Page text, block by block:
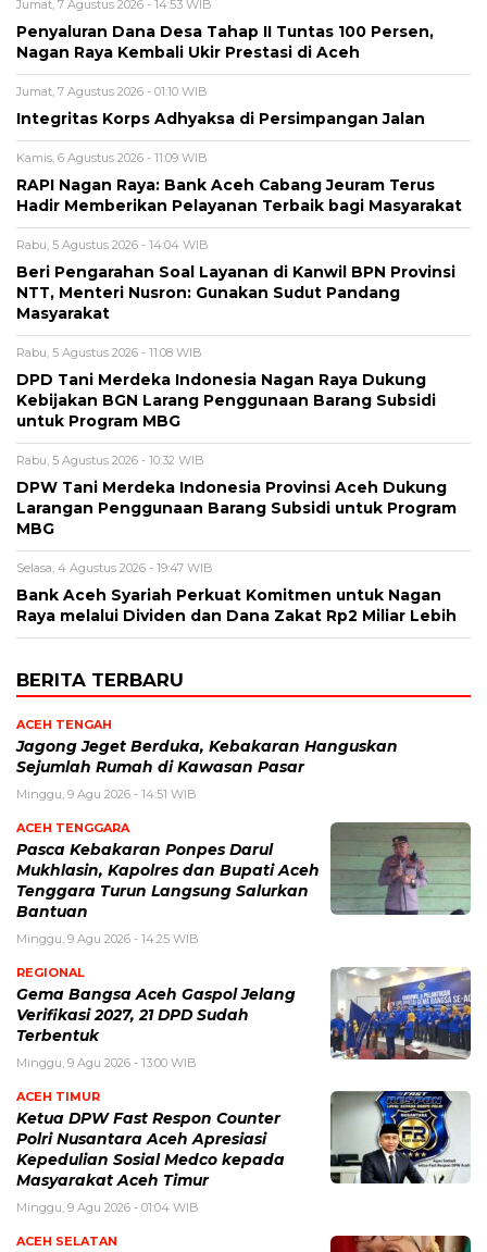
Jumat, 7 Agustus 2026 - 14:53 WIB
Penyaluran Dana Desa Tahap II Tuntas 100 Persen,
Nagan Raya Kembali Ukir Prestasi di Aceh
Jumat, 7 Agustus 2026 - 01:10 WIB
Integritas Korps Adhyaksa di Persimpangan Jalan
Kamis, 6 Agustus 2026 - 11:09 WIB
RAPI Nagan Raya: Bank Aceh Cabang Jeuram Terus
Hadir Memberikan Pelayanan Terbaik bagi Masyarakat
Rabu, 5 Agustus 2026 - 14:04 WIB
Beri Pengarahan Soal Layanan di Kanwil BPN Provinsi
NTT, Menteri Nusron: Gunakan Sudut Pandang
Masyarakat
Rabu, 5 Agustus 2026 - 11:08 WIB
DPD Tani Merdeka Indonesia Nagan Raya Dukung
Kebijakan BGN Larang Penggunaan Barang Subsidi
untuk Program MBG
Rabu, 5 Agustus 2026 - 10:32 WIB
DPW Tani Merdeka Indonesia Provinsi Aceh Dukung
Larangan Penggunaan Barang Subsidi untuk Program
MBG
Selasa, 4 Agustus 2026 - 19:47 WIB
Bank Aceh Syariah Perkuat Komitmen untuk Nagan
Raya melalui Dividen dan Dana Zakat Rp2 Miliar Lebih
BERITA TERBARU
ACEH TENGAH
Jagong Jeget Berduka, Kebakaran Hanguskan
Sejumlah Rumah di Kawasan Pasar
Minggu, 9 Agu 2026 - 14:51 WIB
ACEH TENGGARA
Pasca Kebakaran Ponpes Darul
Mukhlasin, Kapolres dan Bupati Aceh
Tenggara Turun Langsung Salurkan
Bantuan
Minggu, 9 Agu 2026 - 14:25 WIB
REGIONAL
Gema Bangsa Aceh Gaspol Jelang
Verifikasi 2027, 21 DPD Sudah
Terbentuk
Minggu, 9 Agu 2026 - 13:00 WIB
ACEH TIMUR
Ketua DPW Fast Respon Counter
Polri Nusantara Aceh Apresiasi
Kepedulian Sosial Medco kepada
Masyarakat Aceh Timur
Minggu, 9 Agu 2026 - 01:04 WIB
ACEH SELATAN